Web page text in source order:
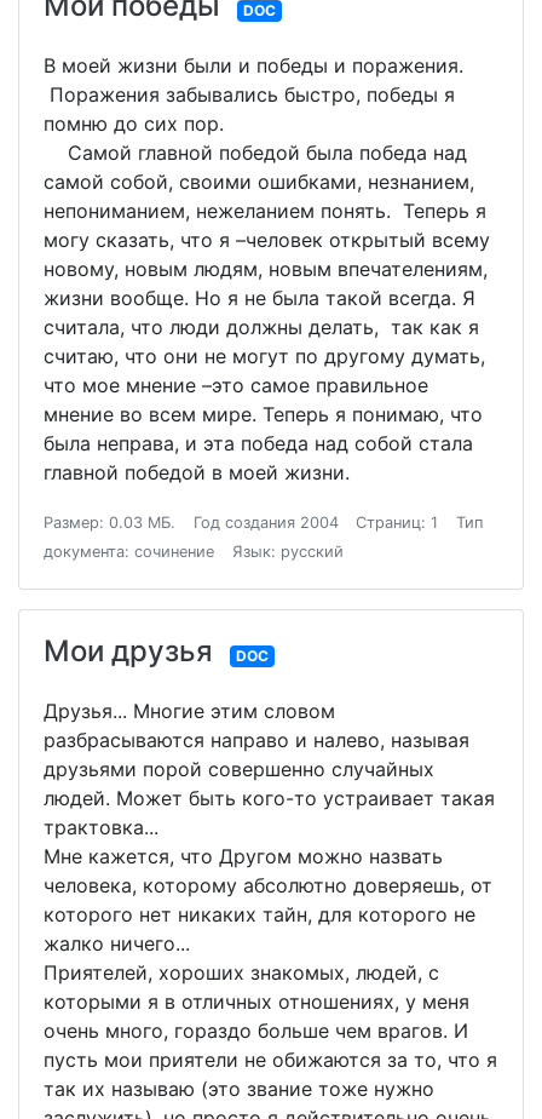
DOC
В моей жизни были и победы и поражения.
Поражения забывались быстро, победы я
помню до сих пор.
Самой главной победой была победа над
самой собой, своими ошибками, незнанием,
непониманием, нежеланием понять. Теперь я
могу сказать, что я –человек открытый всему
новому, новым людям, новым впечателениям,
жизни вообще. Но я не была такой всегда. Я
считала, что люди должны делать, так как я
считаю, что они не могут по другому думать,
что мое мнение –это самое правильное
мнение во всем мире. Теперь я понимаю, что
была неправа, и эта победа над собой стала
главной победой в моей жизни.
Размер: 0.03 МБ. Год создания 2004 Страниц: 1
Тип
документа: сочинение
Язык: русский
Мои друзья DOC
Друзья... Многие этим словом
разбрасываются направо и налево, называя
друзьями порой совершенно случайных
людей. Может быть кого-то устраивает такая
трактовка...
Мне кажется, что Другом можно назвать
человека, которому абсолютно доверяешь, от
которого нет никаких тайн, для которого не
жалко ничего...
Приятелей, хороших знакомых, людей, с
которыми я в отличных отношениях, у меня
очень много, гораздо больше чем врагов. И
пусть мои приятели не обижаются за то, что я
так их называю (это звание тоже нужно